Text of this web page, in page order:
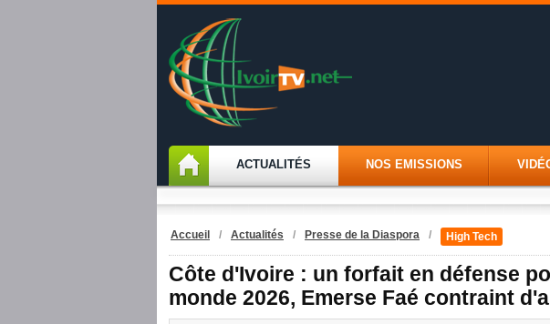
ACTUALITÉS NOS EMISSIONS
Accueil / Actualités / Presse de la Diaspora / High Tech
Côte d'Ivoire : un forfait en défense
monde 2026, Emerse Faé contraint